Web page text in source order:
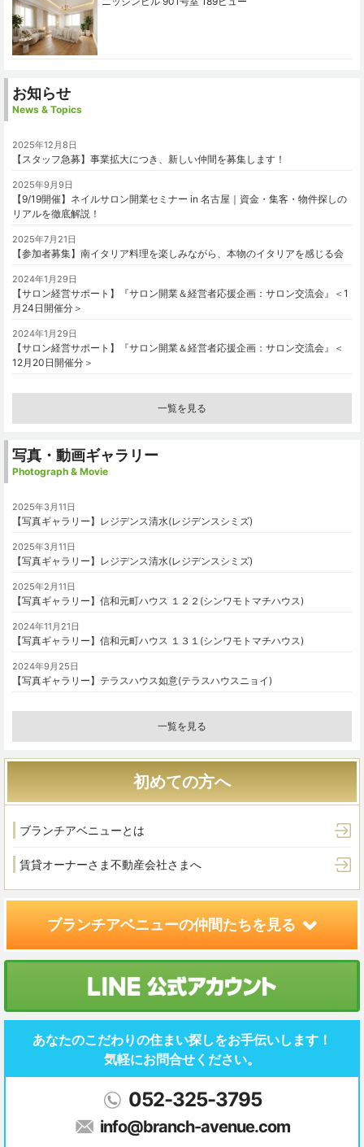
お知らせ
News & Topics
2025年12月8日
【スタッフ急募】事業拡大につき、新しい仲間を募集します！
2025年9月9日
【9/19開催】ネイルサロン開業セミナー in 名古屋｜資金・集客・物件探しの
リアルを徹底解説！
2025年7月21日
【参加者募集】南イタリア料理を楽しみながら、本物のイタリアを感じる会
2024年1月29日
【サロン経営サポート】『サロン開業＆経営者応援企画：サロン交流会』＜1
月24日開催分＞
2024年1月29日
【サロン経営サポート】『サロン開業＆経営者応援企画：サロン交流会』＜
12月20日開催分＞
一覧を見る
写真・動画ギャラリー
Photograph & Movie
2025年3月11日
【写真ギャラリー】レジデンス清水(レジデンスシミズ)
2025年3月11日
【写真ギャラリー】レジデンス清水(レジデンスシミズ)
2025年2月11日
【写真ギャラリー】信和元町ハウス １２２(シンワモトマチハウス)
2024年11月21日
【写真ギャラリー】信和元町ハウス １３１(シンワモトマチハウス)
2024年9月25日
【写真ギャラリー】テラスハウス如意(テラスハウスニョイ)
一覧を見る
初めての方へ
ブランチアベニューとは
賃貸オーナーさま不動産会社さまへ
ブランチアベニューの仲間たちを見る
あなたのこだわりの住まい探しをお手伝いします！
気軽にお問合せください。
052-325-3795
info@branch-avenue.com